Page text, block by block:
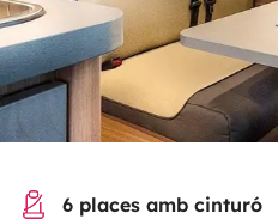
6 places amb cinturó